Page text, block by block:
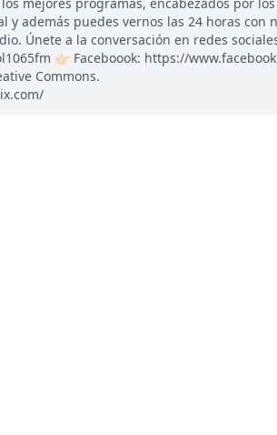
además puedes vernos las 24 horas con
Únete a la conversación en redes sociales:
👉🏻 Faceboook: https://
Commons.